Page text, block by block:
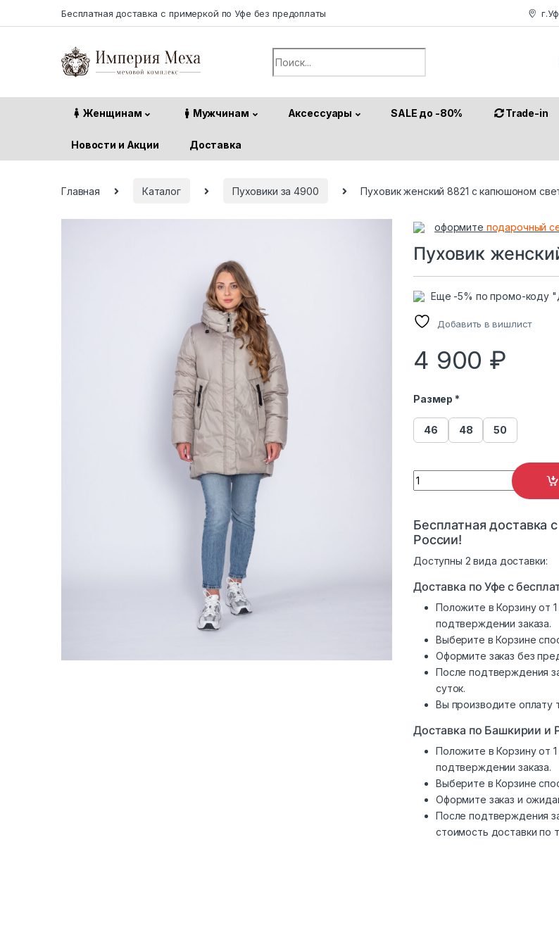
Бесплатная доставка с примеркой по Уфе без предоплаты
Search for:
Женщинам Мужчинам Аксессуары SALE до -80% Trade-in
Новости и Акции Доставка
Главная Каталог Пуховики за 4900 Пуховик женский 8821 с капюшоном
оформите подарочный
Пуховик
Еще -5% по промо-коду
Добавить в вишлист
4 900 ₽
Размер *
46 48 50
Пуховик женский 8821 с
Бесплатная доставка
России!
Доступны 2 вида доставки:
Доставка по Уфе с
Положите в Корзину от
подтверждении заказа.
Выберите в Корзине
Оформите заказ без
После подтверждения
суток.
Вы производите оплату
Доставка по Башкирии и
Положите в Корзину от
подтверждении заказа.
Выберите в Корзине
Оформите заказ и
После подтверждения
стоимость доставки по